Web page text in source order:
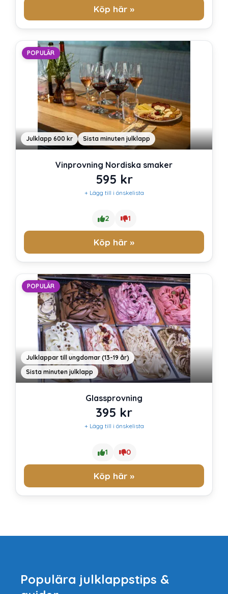
Köp här »
POPULÄR
Julklapp 600 kr Sista minuten julklapp
Vinprovning Nordiska smaker
595 kr
+ Lägg till i önskelista
2 1
Köp här »
POPULÄR
Julklappar till ungdomar (13-19 år)
Sista minuten julklapp
Glassprovning
395 kr
+ Lägg till i önskelista
1 0
Köp här »
Populära julklappstips &